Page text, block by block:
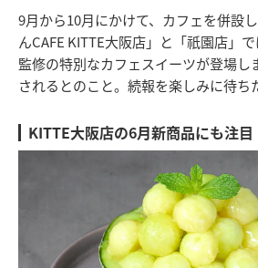
9月から10月にかけて、カフェを併設
んCAFE KITTE大阪店」と「祇園店」
監修の特別なカフェスイーツが登場し
されるとのこと。続報を楽しみに待
KITTE大阪店の6月新商品にも注目